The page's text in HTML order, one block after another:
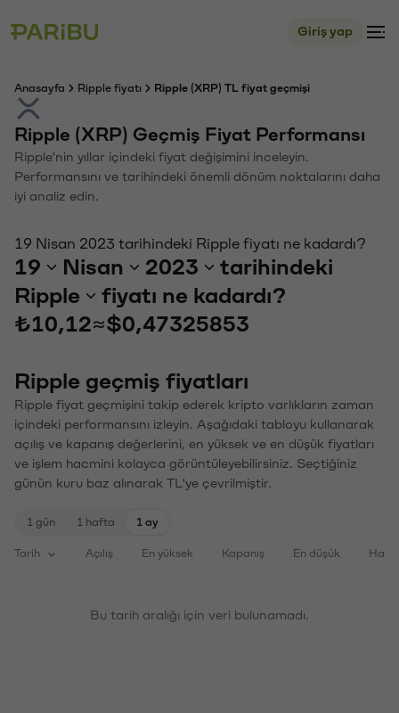
Giriş yap
Anasayfa Ripple fiyatı Ripple (XRP) TL fiyat geçmişi
Ripple (XRP) Geçmiş Fiyat Performansı
Ripple'nin yıllar içindeki fiyat değişimini inceleyin.
Performansını ve tarihindeki önemli dönüm noktalarını daha
iyi analiz edin.
19 Nisan 2023 tarihindeki Ripple fiyatı ne kadardı?
19 Nisan 2023
tarihindeki
Ripple
fiyatı ne kadardı?
₺10,12≈$0,47325853
Ripple geçmiş fiyatları
Ripple fiyat geçmişini takip ederek kripto varlıkların zaman
içindeki performansını izleyin. Aşağıdaki tabloyu kullanarak
açılış ve kapanış değerlerini, en yüksek ve en düşük fiyatları
ve işlem hacmini kolayca görüntüleyebilirsiniz. Seçtiğiniz
günün kuru baz alınarak TL'ye çevrilmiştir.
1 gün 1 hafta 1 ay
Tarih Açılış En yüksek Kapanış En düşük
Bu tarih aralığı için veri bulunamadı.